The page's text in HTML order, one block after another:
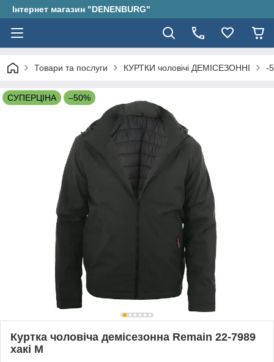
Інтернет магазин "DENENBURG"
Товари та послуги КУРТКИ чоловічі ДЕМІСЕЗОННІ -
СУПЕРЦІНА –50%
Куртка чоловіча демісезонна Remain 22-7989
хакі M